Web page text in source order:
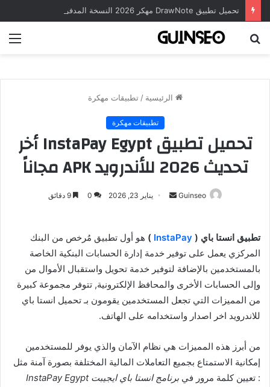
الرئيسية / تطبيقات مهكرة
تطبيقات مهكرة
تحميل تطبيق InstaPay Egypt أخر
تحديث 2026 للأندرويد APK مجاناً
Guinseo
أرسل يناير 23, 2026 0
تطبيق انستا باي ( InstaPay
) هو أول تطبيق مُرخص من البنك
المركزي يعمل على توفير خدمة إدارة الحسابات البنكية الخاصة
بالمستخدمين بالإضافة لتوفير خدمة تحويل واستقبال الأموال من
وإلى الحسابات الأخرى والمحافظ الإلكترونية, تتوفر مجموعة كبيرة
من المميزات التي تجعل المستخدمين يقومون بـ تحميل انستا باي
للاندرويد اخر اصدار واستخدامه على الهاتف.
من أبرز هذه المميزات هي نظام الآمان والذي يوفر للمستخدمين
إمكانية الاستمتاع بجميع التعاملات المالية المختلفة بصورة آمنة مثل
: تعيين كلمة مرور في
برنامج انستا باي ايجيبت InstaPay Egypt